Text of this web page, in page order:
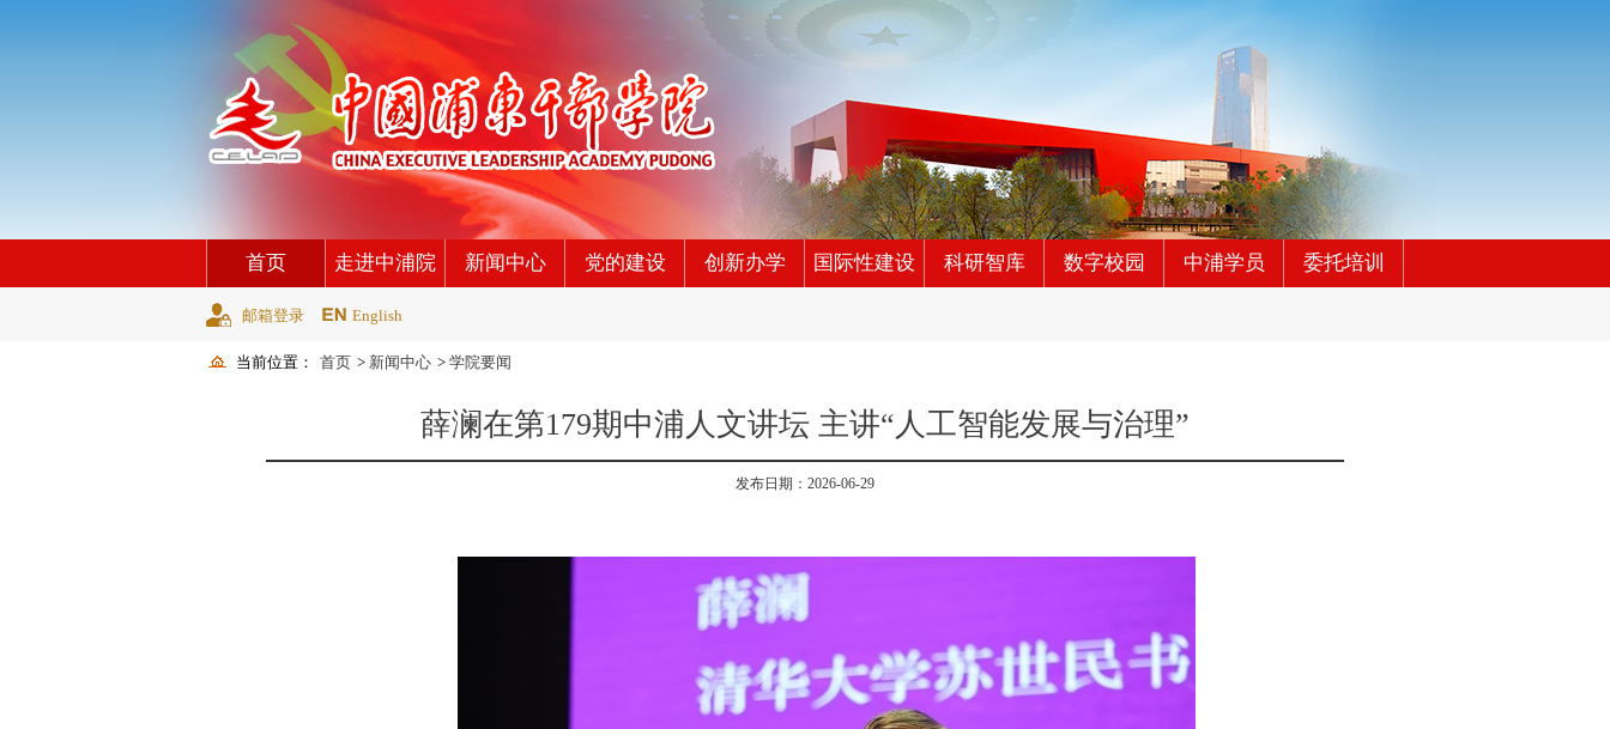
首页 走进中浦院 新闻中心 党的建设 创新办学 国际性建设 科研智库 数字校园 中浦学员 委托培训
邮箱登录 English
当前位置： 首页 > 新闻中心 > 学院要闻
薛澜在第179期中浦人文讲坛 主讲“人工智能发展与治理”
发布日期：2026-06-29